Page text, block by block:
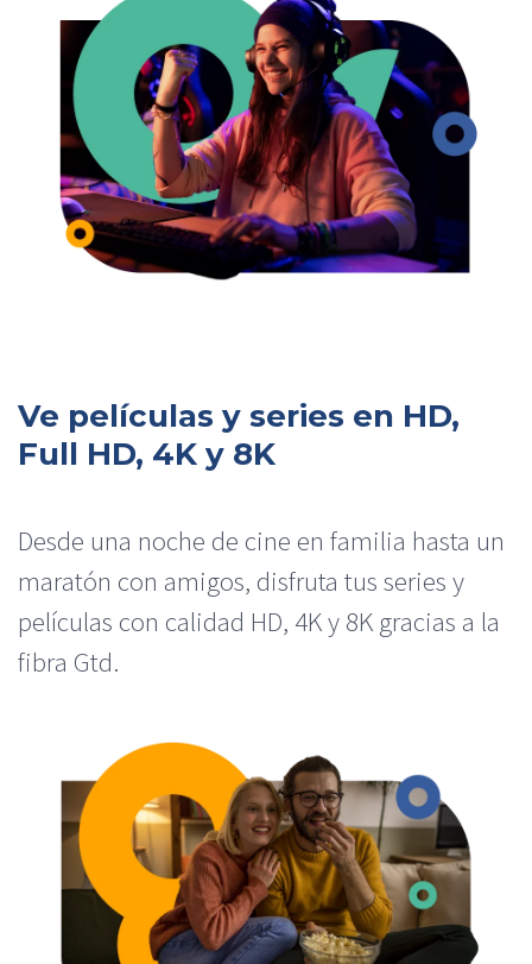
Ve películas y series en HD,
Full HD, 4K y 8K​
Desde una noche de cine en familia hasta un
maratón con amigos, disfruta tus series y
películas con calidad HD, 4K y 8K gracias a la
fibra Gtd.​